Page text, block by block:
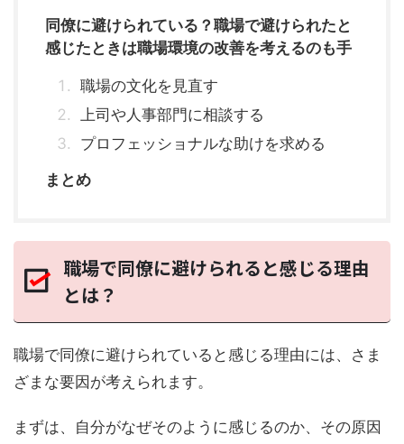
同僚に避けられている？職場で避けられたと
感じたときは職場環境の改善を考えるのも手
職場の文化を見直す
上司や人事部門に相談する
プロフェッショナルな助けを求める
まとめ
職場で同僚に避けられると感じる理由
とは？
職場で同僚に避けられていると感じる理由には、さま
ざまな要因が考えられます。
まずは、自分がなぜそのように感じるのか、その原因